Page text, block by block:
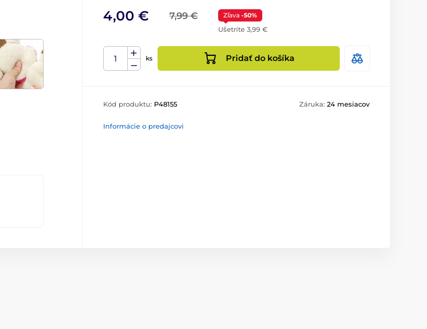
7,99 €
4,00 € Zľava -50%
Ušetríte 3,99 €
ks Pridať do košíka
Kód produktu: P48155 Záruka: 24 mesiacov
Informácie o predajcovi